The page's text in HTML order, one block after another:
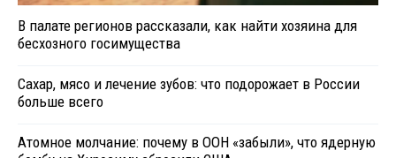
В палате регионов рассказали, как найти хозяина для
бесхозного госимущества
Сахар, мясо и лечение зубов: что подорожает в России
больше всего
Атомное молчание: почему в ООН «забыли», что ядерную